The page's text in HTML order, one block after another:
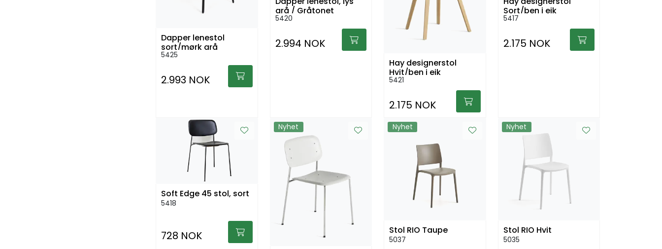
Dapper lenestol
sort/mørk grå
5425
2.993 NOK
grå / Gråtonet
5420
2.994 NOK
Hay designerstol
Hvit/ben i eik
5421
2.175 NOK
Sort/ben i eik
5417
2.175 NOK
Soft Edge 45 stol, sort
5418
728 NOK
Nyhet Nyhet
Stol RIO Taupe
5037
Nyhet
Stol RIO Hvit
5035